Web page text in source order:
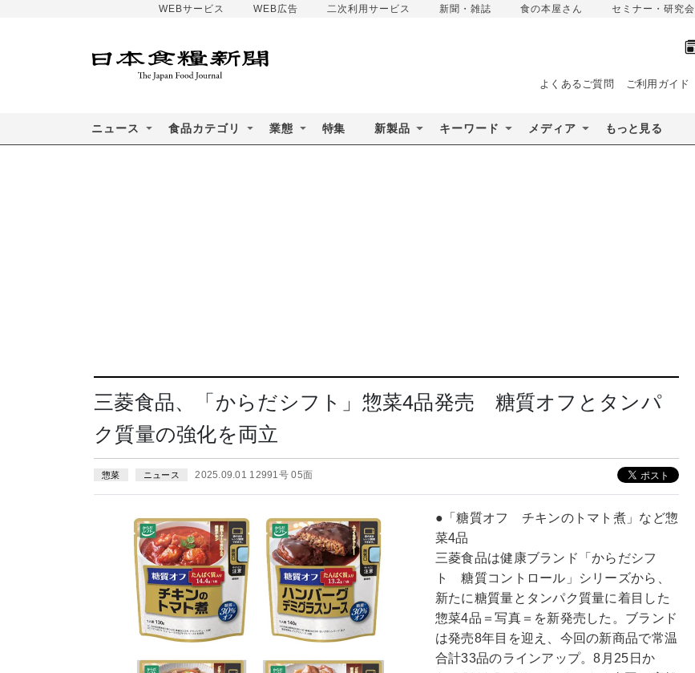
WEBサービス WEB広告 二次利用サービス 新聞・雑誌 食の本屋さん セミナー・研究会
よくあるご質問 ご利用ガイド
ニュース 食品カテゴリ 業態 特集 新製品 キーワード メディア もっと見る
三菱食品、「からだシフト」惣菜4品発売 糖質オフとタンパ
ク質量の強化を両立
惣菜 ニュース 2025.09.01 12991号 05面
●「糖質オフ チキンのトマト煮」など惣
菜4品
三菱食品は健康ブランド「からだシフ
ト 糖質コントロール」シリーズから、
新たに糖質量とタンパク質量に着目した
惣菜4品＝写真＝を新発売した。ブランド
は発売8年目を迎え、今回の新商品で常温
合計33品のラインアップ。8月25日か